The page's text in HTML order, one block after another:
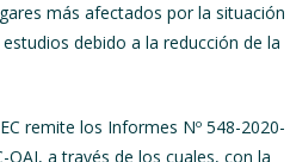
más afectados por la situación
debido a la reducción de la
remite los Informes Nº 548-2020-
OAJ, a través de los cuales, con la